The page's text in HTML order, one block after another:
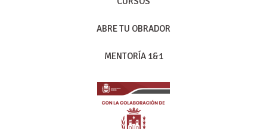
ABRE TU OBRADOR
MENTORÍA 1&1